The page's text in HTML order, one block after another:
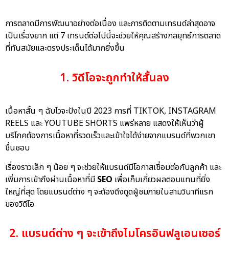
การตลาดมีการพัฒนาอย่างต่อเนื่อง และการติดตามเทรนด์ล่าสุดอาจ
เป็นเรื่องยาก แต่ 7 เทรนด์ต่อไปนี้จะช่วยให้คุณสร้างกลยุทธ์การตลาด
ที่ทันสมัยและตรงประเด็นได้มากยิ่งขึ้น
1. วิดีโอจะถูกทำให้สั้นลง
เนื้อหาสั้น ๆ ฉับไวจะปังในปี 2023 การที่ TIKTOK, INSTAGRAM
REELS และ YOUTUBE SHORTS แพร่หลาย แสดงให้เห็นว่าผู้
บริโภคต้องการเนื้อหาที่รวดเร็วและเข้าใจได้ง่ายจากแบรนด์ที่พวกเขา
ชื่นชอบ
เรื่องราวเล็ก ๆ น้อย ๆ จะช่วยให้แบรนด์มีโอกาสเชื่อมต่อกับลูกค้า และ
เพิ่มการเข้าถึงผ่านเนื้อหาที่มี SEO เพื่อเก็บเกี่ยวผลตอบแทนที่ยิ่ง
ใหญ่ที่สุด โดยแบรนด์ต่าง ๆ จะต้องดึงดูดผู้ชมภายในสามวินาทีแรก
ของวิดีโอ
2. แบรนด์ต่าง ๆ จะเข้าถึงไมโครอินฟลูเอนเซอร์